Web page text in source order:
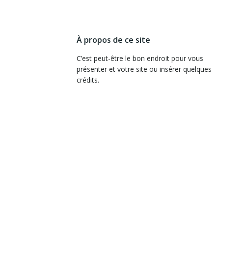
À propos de ce site
C’est peut-être le bon endroit pour vous
présenter et votre site ou insérer quelques
crédits.